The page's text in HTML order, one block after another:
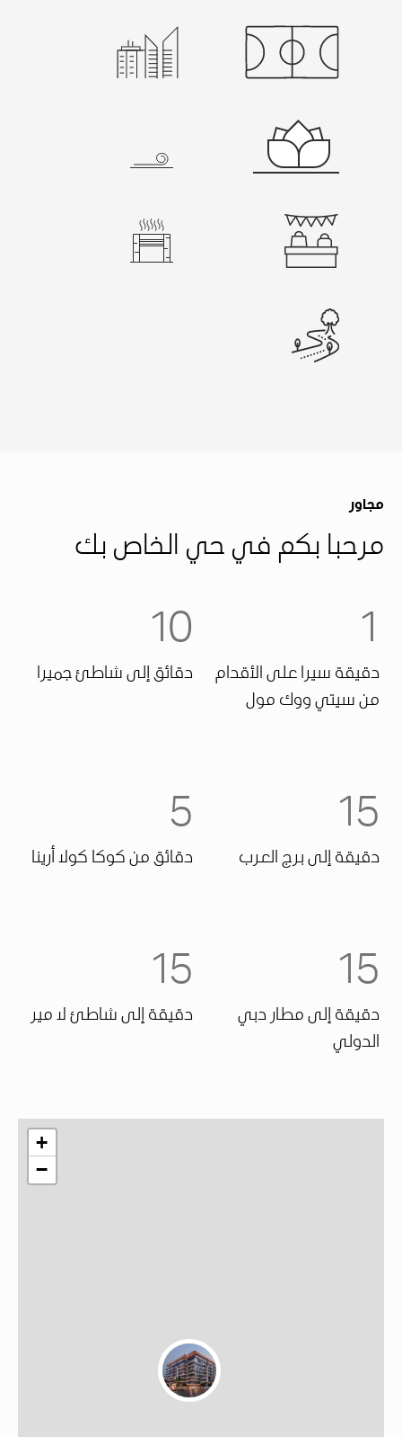
مجاور
مرحبا بكم في حي الخاص بك
+
−
1
دقيقة سيرا على الأقدام
من سيتي ووك مول
10
دقائق إلى شاطئ جميرا
15
دقيقة إلى برج العرب
5
دقائق من كوكا كولا أرينا
15
دقيقة إلى مطار دبي
الدولي
15
دقيقة إلى شاطئ لا مير